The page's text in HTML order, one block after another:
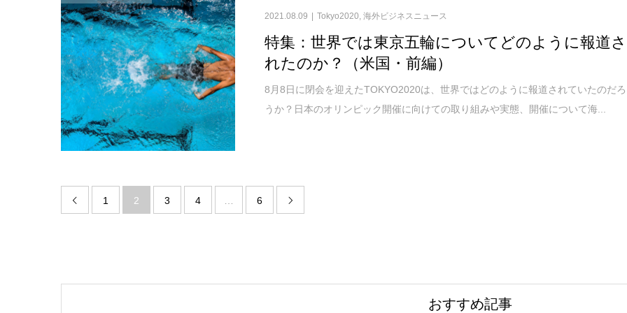
2021.08.09 Tokyo2020,海外ビジネスニュース
特集：世界では東京五輪についてどのように報道さ
れたのか？（米国・前編）
8月8日に閉会を迎えたTOKYO2020は、世界ではどのように報道されていたのだろ
うか？日本のオリンピック開催に向けての取り組みや実態、開催について海...
 1 2 3 4 … 6 
おすすめ記事